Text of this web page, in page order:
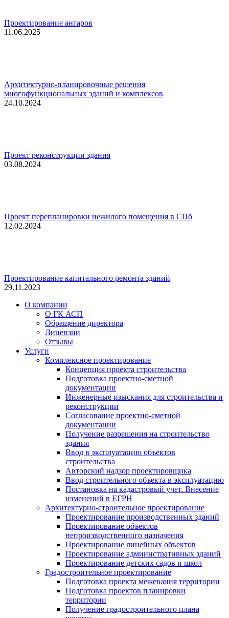
Проектирование ангаров
11.06.2025
Архитектурно-планировочные решения
многофункциональных зданий и комплексов
24.10.2024
Проект реконструкции здания
03.08.2024
Проект перепланировки нежилого помещения в СПб
12.02.2024
Проектирование капитального ремонта зданий
29.11.2023
О компании
О ГК АСП
Обращение директора
Лицензии
Отзывы
Услуги
Комплексное проектирование
Концепция проекта строительства
Подготовка проектно-сметной
документации
Инженерные изыскания для строительства и
реконструкции
Согласование проектно-сметной
документации
Получение разрешения на строительство
здания
Ввод в эксплуатацию объектов
строительства
Авторский надзор проектировщика
Ввод строительного объекта в эксплуатацию
Постановка на кадастровый учет. Внесение
изменений в ЕГРН
Архитектурно-строительное проектирование
Проектирование производственных зданий
Проектирование объектов
непроизводственного назначения
Проектирование линейных объектов
Проектирование административных зданий
Проектирование детских садов и школ
Градостроительное проектирование
Подготовка проекта межевания территории
Подготовка проектов планировки
территории
Получение градостроительного плана